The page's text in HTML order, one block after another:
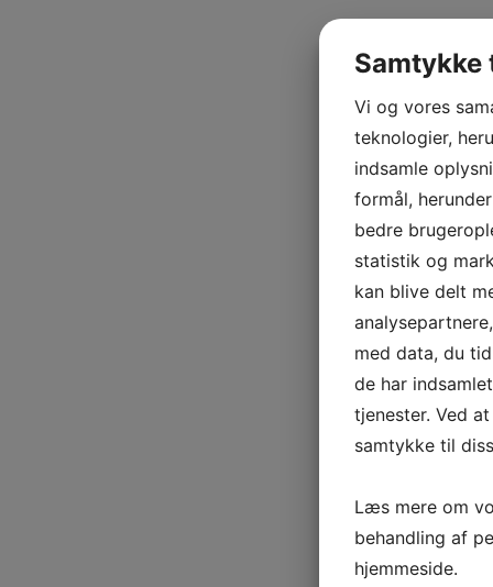
Vi og vores
teknologier,
indsamle
formål,
bedre
statistik og
kan blive delt
med data, du
de har
tjenester. Ved
samtykke til
Læs mere om
behandling af
hjemmeside.